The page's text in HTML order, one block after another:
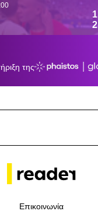
Επικοινωνία